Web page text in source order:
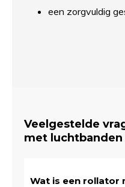
een zorgvuldig
Veelgestelde
met luchtbanden
Wat is een rollator